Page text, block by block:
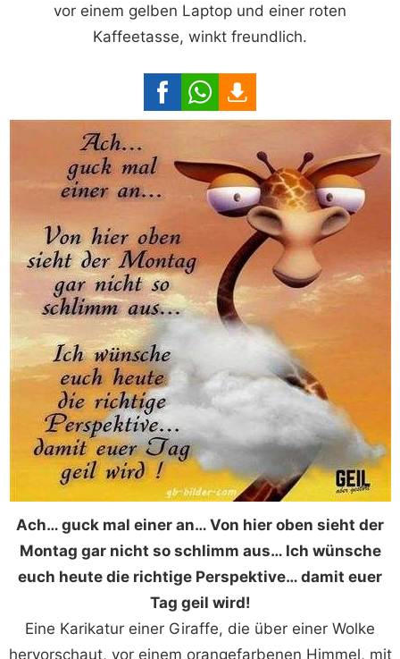
vor einem gelben Laptop und einer roten
Kaffeetasse, winkt freundlich.
Ach… guck mal einer an… Von hier oben sieht der
Montag gar nicht so schlimm aus… Ich wünsche
euch heute die richtige Perspektive… damit euer
Tag geil wird!
Eine Karikatur einer Giraffe, die über einer Wolke
hervorschaut, vor einem orangefarbenen Himmel, mit